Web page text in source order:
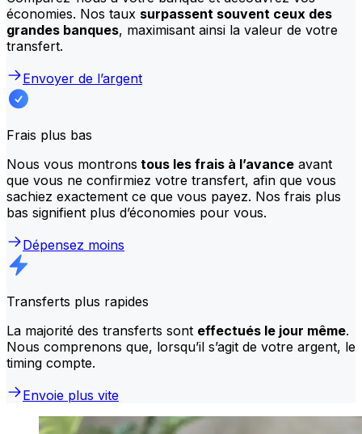
économies. Nos taux surpassent souvent ceux des
grandes banques, maximisant ainsi la valeur de votre
transfert.
Envoyer de l’argent
Frais plus bas
Nous vous montrons tous les frais à l’avance avant
que vous ne confirmiez votre transfert, afin que vous
sachiez exactement ce que vous payez. Nos frais plus
bas signifient plus d’économies pour vous.
Dépensez moins
Transferts plus rapides
La majorité des transferts sont effectués le jour même.
Nous comprenons que, lorsqu’il s’agit de votre argent, le
timing compte.
Envoie plus vite